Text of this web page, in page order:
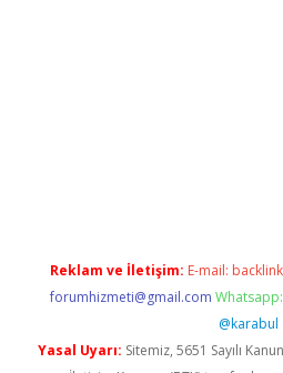
Reklam ve İletişim: E-mail:
forumhizmeti@gmail.com
@karabul
Yasal Uyarı: Sitemiz, 5651 Sayılı